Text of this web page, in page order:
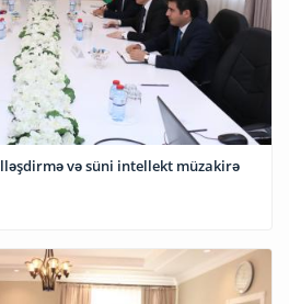
və süni intellekt müzakirə